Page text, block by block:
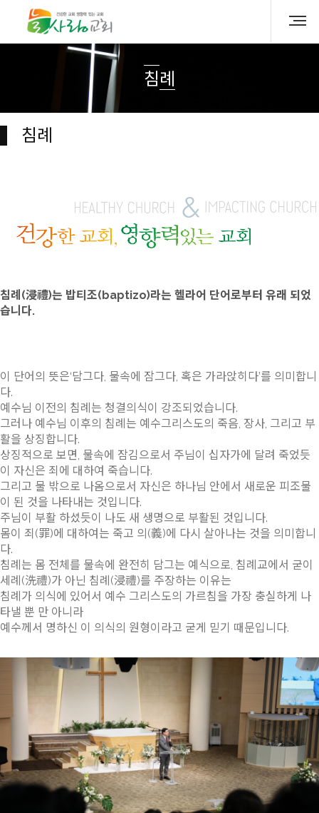
침례
침례
침례(浸禮)는 밥티조(baptizo)라는 헬라어 단어로부터 유래 되었
습니다.
이 단어의 뜻은‘담그다, 물속에 잠그다, 혹은 가라앉히다’를 의미합니
다.
예수님 이전의 침례는 청결의식이 강조되었습니다.
그러나 예수님 이후의 침례는 예수그리스도의 죽음, 장사, 그리고 부
활을 상징합니다.
상징적으로 보면, 물속에 잠김으로서 주님이 십자가에 달려 죽었듯
이 자신은 죄에 대하여 죽습니다.
그리고 물 밖으로 나옴으로서 자신은 하나님 안에서 새로운 피조물
이 된 것을 나타내는 것입니다.
주님이 부활 하셨듯이 나도 새 생명으로 부활된 것입니다.
몸이 죄(罪)에 대하여는 죽고 의(義)에 다시 살아나는 것을 의미합니
다.
침례는 몸 전체를 물속에 완전히 담그는 예식으로, 침례교에서 굳이
세례(洗禮)가 아닌 침례(浸禮)를 주장하는 이유는
침례가 의식에 있어서 예수 그리스도의 가르침을 가장 충실하게 나
타낼 뿐 만 아니라
예수께서 명하신 이 의식의 원형이라고 굳게 믿기 때문입니다.